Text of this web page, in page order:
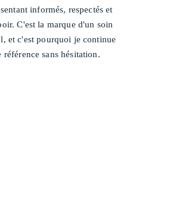
informés, respectés et
C'est la marque d'un soin
et c'est pourquoi je continue
sans hésitation.